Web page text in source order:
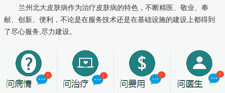
兰州北大皮肤病作为治疗皮肤病的特色，不断精医、敬业、奉
献、创新、便利，不论是在服务技术还是在基础设施的建设上都得到
了尽心服务,尽力建设。